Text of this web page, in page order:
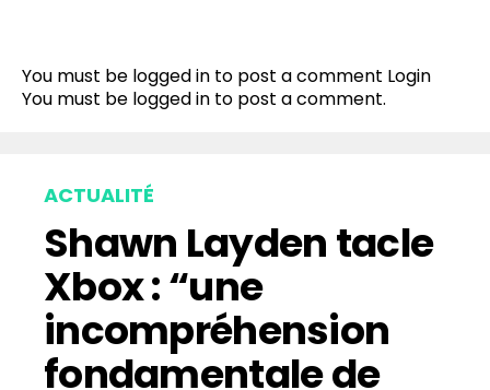
You must be logged in to post a comment Login
You must be logged in to post a comment.
ACTUALITÉ
Shawn Layden tacle
Xbox : “une
incompréhension
fondamentale de
Pinterest